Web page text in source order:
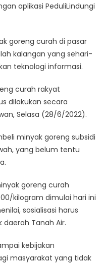
Sosialiasi
Goreng
Lewat
PeduliLindungi
aplikasi PeduliLindungi
goreng curah di pasar
kalangan yang sehari-
teknologi informasi.
curah rakyat
dilakukan secara
Selasa (28/6/2022).
minyak goreng subsidi
yang belum tentu
goreng curah
kilogram dimulai hari ini
sosialisasi harus
daerah Tanah Air.
kebijakan
masyarakat yang tidak